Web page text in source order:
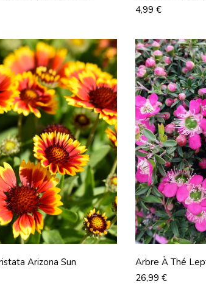
Prix
4,99 €
Arizona Sun
Arbre À Thé
En Pot De 17cm
Prix
26,99 €